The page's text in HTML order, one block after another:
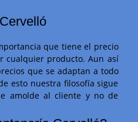
que tiene el precio
cualquier producto. Aun así
que se adaptan a todo
esto nuestra filosofía sigue
amolde al cliente y no de